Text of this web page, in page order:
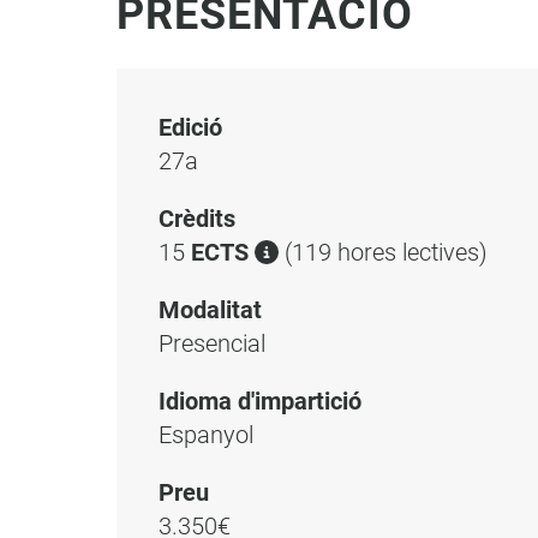
PRESENTACIÓ
Edició
27a
Crèdits
15 ECTS
(119 hores lectives)
Modalitat
Presencial
Idioma d'impartició
Espanyol
Preu
3.350€